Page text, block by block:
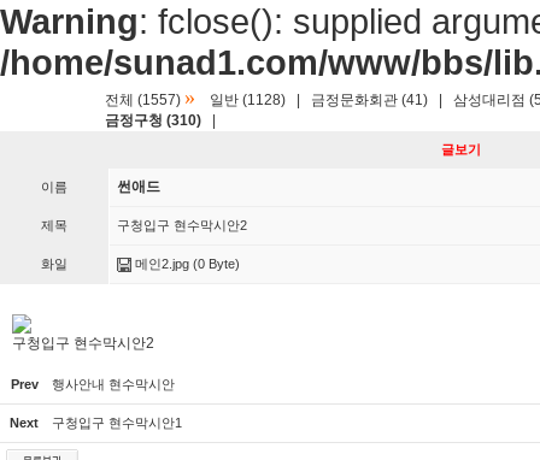
Warning: fclose(): supplied
/home/sunad1.com/www/bbs/
전체 (1557) » 일반 (1128) 금정문화회관 (41)
삼성대리점
금정구청 (310)
글보기
이름 썬애드
제목 구청입구 현수막시안2
화일 메인2.jpg (0 Byte)
구청입구 현수막시안2
Prev 행사안내 현수막시안
Next 구청입구 현수막시안1